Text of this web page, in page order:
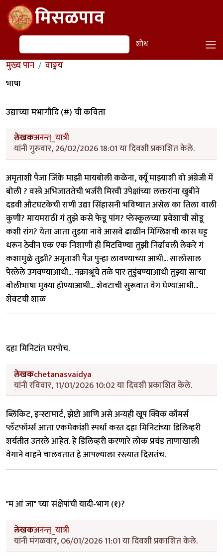
Skip to main contentमिसळपाव
शोध शोध
मुख्य पान
वाङ्मय
भाषा
उद्याच्या मभागौदि (#) ची कविता
लेखकअनन्त्_यात्री
यांनी गुरुवार, 26/02/2026 18:01 या दिवशी प्रकाशित केले.
अमृताशी पैजा जिंके माझी मायबोली कळेना, क्यूँ माझ्याशी वो अंग्रेजी में
बोली ? वस्त्रे अभिजाततेची भर्जरी मिरवी उपेक्षांच्या लक्तरांना खुबीने
दडवी औटघटकेची राणी उद्या सिंहासनी भविष्यात असेल का तिला वाली
कुणी? मायमराठी गं तुझे कसे फेडू पांग? प्लेस्कूलच्या प्रवेशाची सोडू
कशी रांग? येता जाता तुझ्या नावे आसवे ढाळीन मिंग्लिशची कास घट्ट
धरून ठेवीन एक एक निशाणी ही मिटविण्या तुझी निर्ढावली लेकरे गं
कशामुळे तुझी? अमृताशी पैज पुन्हा लावण्याच्या आधी... सालोसाल
पेरलेले उगवण्याआधी... नक्राश्रूंचे तळे पार तुडुंबण्याआधी तुझ्या साऱ्या
बोलीभाषा मुक्या होण्याआधी... शेवटाची सुरूवात वेग घेण्याआधी...
शेवटची शाळ
दहा मिनिटांत घरपोच.
लेखकchetanasvaidya
यांनी रविवार, 11/01/2026 10:02 या दिवशी प्रकाशित केले.
ब्लिंकिट, इन्स्टामार्ट, झेप्टो आणि असे अन्यही खूप क्विक कॉमर्स
प्लॅटफॉर्म्स आता एकमेकांशी स्पर्धा करत दहा मिनिटांच्या डिलिव्हरी
शर्यतीत उतरले आहेत. हे डिलिव्हरी करणारे लोक प्रचंड ताणाखाली
वेगाने वाहने चालवतात हे आपल्याला रस्त्यात दिसतंच.
"म आं जा" च्या संक्षेपांची यादी-भाग (१)?
लेखकअनन्त्_यात्री
यांनी मंगळवार, 06/01/2026 11:01 या दिवशी प्रकाशित केले.